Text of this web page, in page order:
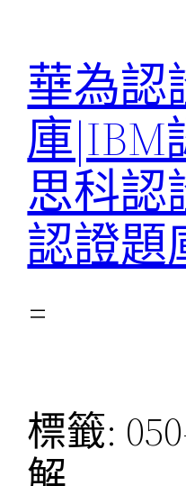
華為認
庫|IBM
思科認
認證題
標籤: